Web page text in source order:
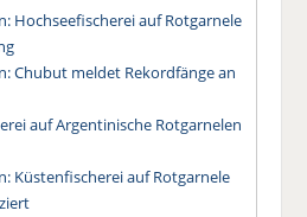
Hochseefischerei auf Rotgarnele
Chubut meldet Rekordfänge an
auf Argentinische Rotgarnelen
Küstenfischerei auf Rotgarnele